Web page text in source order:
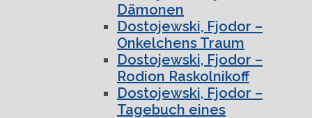
Dämonen
Dostojewski, Fjodor –
Onkelchens Traum
Dostojewski, Fjodor –
Rodion Raskolnikoff
Dostojewski, Fjodor –
Tagebuch eines